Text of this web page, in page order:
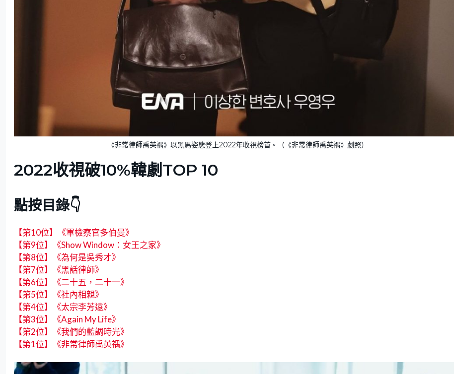
《非常律師禹英禑》以黑馬姿態登上2022年收視榜首。（《非常律師禹英禑》劇照）
2022收視破10%韓劇TOP 10
點按目錄👇
【第10位】《軍檢察官多伯曼》
【第9位】《Show Window：女王之家》
【第8位】《為何是吳秀才》
【第7位】《黑話律師》
【第6位】《二十五，二十一》
【第5位】《社內相親》
【第4位】《太宗李芳遠》
【第3位】《Again My Life》
【第2位】《我們的藍調時光》
【第1位】《非常律師禹英禑》